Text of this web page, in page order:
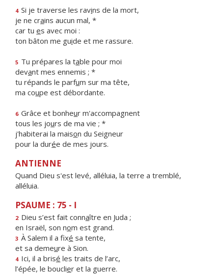
4 Si je traverse les ravins de la mort,
je ne crains aucun mal, *
car tu es avec moi :
ton bâton me guide et me rassure.
5 Tu prépares la table pour moi
devant mes ennemis ; *
tu répands le parfum sur ma tête,
ma coupe est débordante.
6 Grâce et bonheur m'accompagnent
tous les jours de ma vie ; *
j'habiterai la maison du Seigneur
pour la durée de mes jours.
ANTIENNE
Quand Dieu s'est levé, alléluia, la terre a tremblé,
alléluia.
PSAUME : 75 - I
2 Dieu s’est fait connaître en Juda ;
en Israël, son nom est grand.
3 À Salem il a fixé sa tente,
et sa demeure à Sion.
4 Ici, il a brisé les traits de l’arc,
l’épée, le bouclier et la guerre.